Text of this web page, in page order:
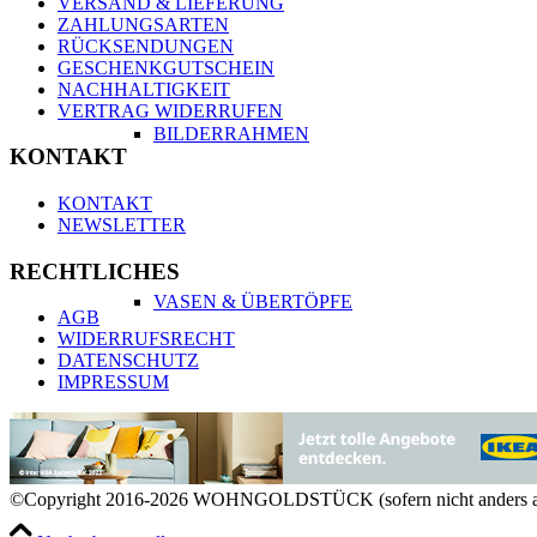
BILDERRAHMEN
VASEN & ÜBERTÖPFE
KERZEN & KERZENHALTER
ZAHLUNGSARTEN
RÜCKSENDUNGEN
GESCHENKGUTSCHEIN
NACHHALTIGKEIT
VERTRAG WIDERRUFEN
KONTAKT
KONTAKT
NEWSLETTER
RECHTLICHES
AGB
WIDERRUFSRECHT
DATENSCHUTZ
IMPRESSUM
©Copyright 2016-2026 WOHNGOLDSTÜCK (sofern nicht anders